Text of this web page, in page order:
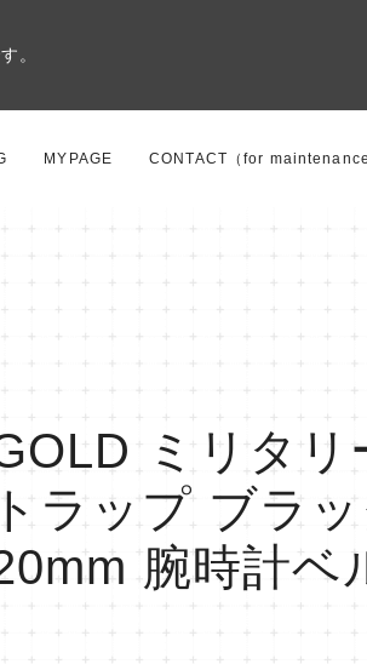
。
MYPAGE CONTACT（for maintenance
ミリタリ
ラップ ブラッ
腕時計ベ